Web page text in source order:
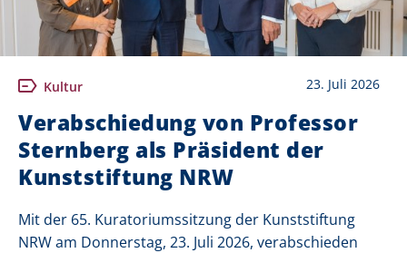
Kultur 23. Juli 2026
Verabschiedung von Professor
Sternberg als Präsident der
Kunststiftung NRW
Mit der 65. Kuratoriumssitzung der Kunststiftung
NRW am Donnerstag, 23. Juli 2026, verabschieden